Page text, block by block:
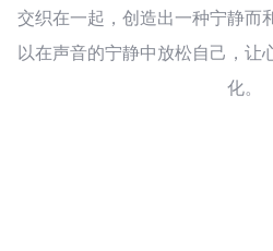
交织在一起，创造出一种宁静而
以在声音的宁静中放松自己，让
化。